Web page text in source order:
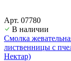
Арт. 07780
В наличии
Смолка
лиственницы с
Нектар)